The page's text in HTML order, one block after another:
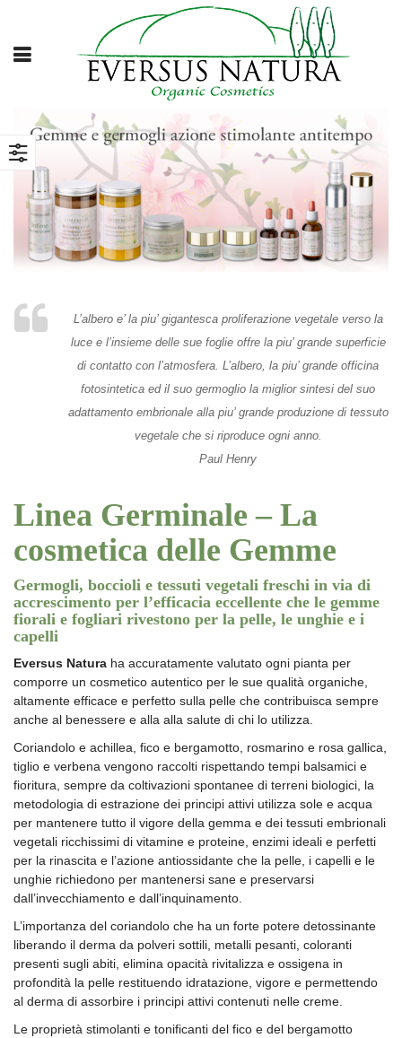
L’albero e’ la piu’ gigantesca proliferazione vegetale verso la
luce e l’insieme delle sue foglie offre la piu’ grande superficie
di contatto con l’atmosfera. L’albero, la piu’ grande officina
fotosintetica ed il suo germoglio la miglior sintesi del suo
adattamento embrionale alla piu’ grande produzione di tessuto
vegetale che si riproduce ogni anno.
Paul Henry
Linea Germinale – La
cosmetica delle Gemme
Germogli, boccioli e tessuti vegetali freschi in via di
accrescimento per l’efficacia eccellente che le gemme
fiorali e fogliari rivestono per la pelle, le unghie e i
capelli
Eversus Natura ha accuratamente valutato ogni pianta per
comporre un cosmetico autentico per le sue qualità organiche,
altamente efficace e perfetto sulla pelle che contribuisca sempre
anche al benessere e alla alla salute di chi lo utilizza.
Coriandolo e achillea, fico e bergamotto, rosmarino e rosa gallica,
tiglio e verbena vengono raccolti rispettando tempi balsamici e
fioritura, sempre da coltivazioni spontanee di terreni biologici, la
metodologia di estrazione dei principi attivi utilizza sole e acqua
per mantenere tutto il vigore della gemma e dei tessuti embrionali
vegetali ricchissimi di vitamine e proteine, enzimi ideali e perfetti
per la rinascita e l’azione antiossidante che la pelle, i capelli e le
unghie richiedono per mantenersi sane e preservarsi
dall’invecchiamento e dall’inquinamento.
L’importanza del coriandolo che ha un forte potere detossinante
liberando il derma da polveri sottili, metalli pesanti, coloranti
presenti sugli abiti, elimina opacità rivitalizza e ossigena in
profondità la pelle restituendo idratazione, vigore e permettendo
al derma di assorbire i principi attivi contenuti nelle creme.
Le proprietà stimolanti e tonificanti del fico e del bergamotto